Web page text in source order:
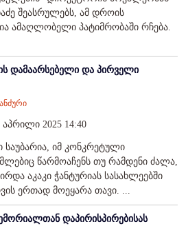
შეასრულებს, ამ დროის
ამაღლობელი პატიმრობაში რჩება.
დამაარსებელი და პირველი
2025 14:40
იმ კონკრეტული
წარმოაჩენს თუ რამდენი ძალა,
აკაკი ჭანტურიას სასახლეებში
ერთად მოეყარა თავი. ...
დაპირისპირებისას